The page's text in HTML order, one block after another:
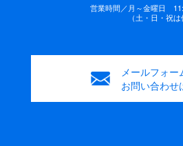
営業時間／月～金曜日
（土・日・祝は
メールフォー
お問い合わせ